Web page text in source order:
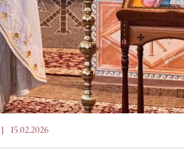
15.02.2026